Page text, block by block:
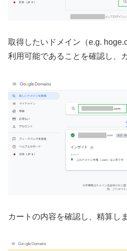
取得したいドメイン（e.g.
利用可能であることを確認し、
カートの内容を確認し、精算しま